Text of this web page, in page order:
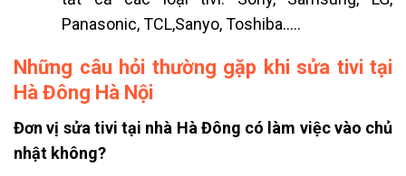
Panasonic, TCL,Sanyo, Toshiba…..
Những câu hỏi thường gặp khi sửa tivi tại
Hà Đông Hà Nội
Đơn vị sửa tivi tại nhà Hà Đông có làm việc vào chủ
nhật không?